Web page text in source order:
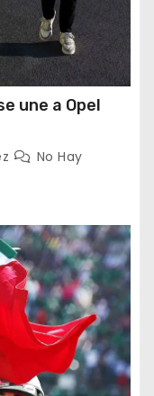
une a Opel
No Hay